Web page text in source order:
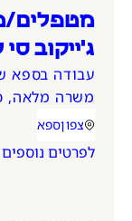
מטפלים/
ג'ייקוב סי
עבודה בספא
משרה מלאה,
למתאימים
אזור המשרה
צפוןקטגוריית
ספא
לפרטים